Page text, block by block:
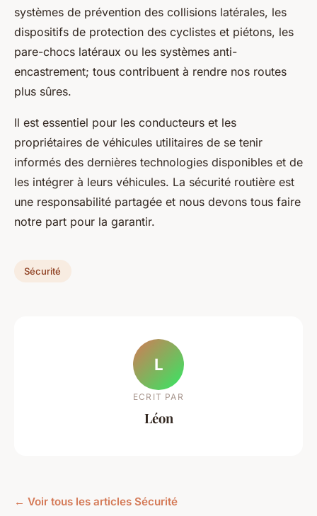
systèmes de prévention des collisions latérales, les
dispositifs de protection des cyclistes et piétons, les
pare-chocs latéraux ou les systèmes anti-
encastrement; tous contribuent à rendre nos routes
plus sûres.
Il est essentiel pour les conducteurs et les
propriétaires de véhicules utilitaires de se tenir
informés des dernières technologies disponibles et de
les intégrer à leurs véhicules. La sécurité routière est
une responsabilité partagée et nous devons tous faire
notre part pour la garantir.
Sécurité
L
ECRIT PAR
Léon
← Voir tous les articles Sécurité